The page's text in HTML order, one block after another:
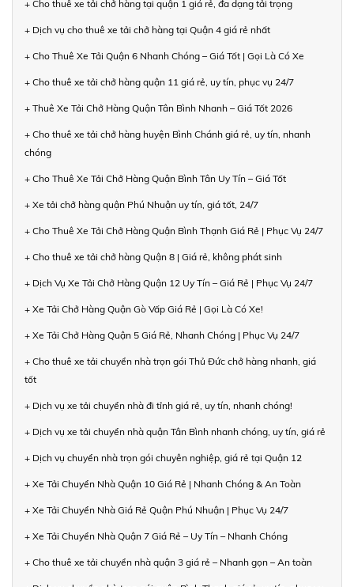
+ Cho thuê xe tải chở hàng tại quận 1 giá rẻ, đa dạng tải trọng
+ Dịch vụ cho thuê xe tải chở hàng tại Quận 4 giá rẻ nhất
+ Cho Thuê Xe Tải Quận 6 Nhanh Chóng – Giá Tốt | Gọi Là Có Xe
+ Cho thuê xe tải chở hàng quận 11 giá rẻ, uy tín, phục vụ 24/7
+ Thuê Xe Tải Chở Hàng Quận Tân Bình Nhanh – Giá Tốt 2026
+ Cho thuê xe tải chở hàng huyện Bình Chánh giá rẻ, uy tín, nhanh
chóng
+ Cho Thuê Xe Tải Chở Hàng Quận Bình Tân Uy Tín – Giá Tốt
+ Xe tải chở hàng quận Phú Nhuận uy tín, giá tốt, 24/7
+ Cho Thuê Xe Tải Chở Hàng Quận Bình Thạnh Giá Rẻ | Phục Vụ 24/7
+ Cho thuê xe tải chở hàng Quận 8 | Giá rẻ, không phát sinh
+ Dịch Vụ Xe Tải Chở Hàng Quận 12 Uy Tín – Giá Rẻ | Phục Vụ 24/7
+ Xe Tải Chở Hàng Quận Gò Vấp Giá Rẻ | Gọi Là Có Xe!
+ Xe Tải Chở Hàng Quận 5 Giá Rẻ, Nhanh Chóng | Phục Vụ 24/7
+ Cho thuê xe tải chuyển nhà trọn gói Thủ Đức chở hàng nhanh, giá
tốt
+ Dịch vụ xe tải chuyển nhà đi tỉnh giá rẻ, uy tín, nhanh chóng!
+ Dịch vụ xe tải chuyển nhà quận Tân Bình nhanh chóng, uy tín, giá rẻ
+ Dịch vụ chuyển nhà trọn gói chuyên nghiệp, giá rẻ tại Quận 12
+ Xe Tải Chuyển Nhà Quận 10 Giá Rẻ | Nhanh Chóng & An Toàn
+ Xe Tải Chuyển Nhà Giá Rẻ Quận Phú Nhuận | Phục Vụ 24/7
+ Xe Tải Chuyển Nhà Quận 7 Giá Rẻ – Uy Tín – Nhanh Chóng
+ Cho thuê xe tải chuyển nhà quận 3 giá rẻ – Nhanh gọn – An toàn